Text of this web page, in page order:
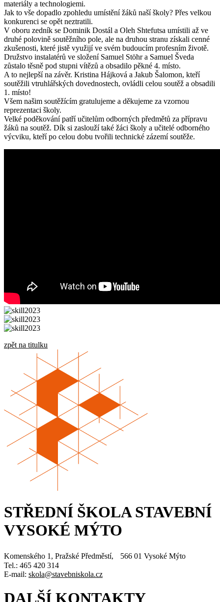
materiály a technologiemi.
Jak to vše dopadlo zpohledu umístění žáků naší školy? Přes velkou
konkurenci se opět neztratili.
V oboru zedník se Dominik Dostál a Oleh Shtefutsa umístili až ve
druhé polovině soutěžního pole, ale na druhou stranu získali cenné
zkušenosti, které jistě využijí ve svém budoucím profesním životě.
Družstvo instalatérů ve složení Samuel Stöhr a Samuel Šveda
zůstalo těsně pod stupni vítězů a obsadilo pěkné 4. místo.
A to nejlepší na závěr. Kristina Hájková a Jakub Šalomon, kteří
soutěžili vtruhlářských dovednostech, ovládli celou soutěž a obsadili
1. místo!
Všem našim soutěžícím gratulujeme a děkujeme za vzornou
reprezentaci školy.
Velké poděkování patří učitelům odborných předmětů za přípravu
žáků na soutěž. Dík si zaslouží také žáci školy a učitelé odborného
výcviku, kteří po celou dobu tvořili technické zázemí soutěže.
zpět na titulku
STŘEDNÍ ŠKOLA STAVEBNÍ
VYSOKÉ MÝTO
Komenského 1, Pražské Předměstí, 566 01 Vysoké Mýto
Tel.: 465 420 314
E-mail: skola@stavebniskola.cz
DALŠÍ KONTAKTY